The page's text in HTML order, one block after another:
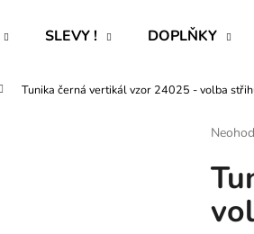
SLEVY ! DOPLŇKY
Tunika černá vertikál vzor 24025 - volba
produktu
je
z
Co potřebujete najít?